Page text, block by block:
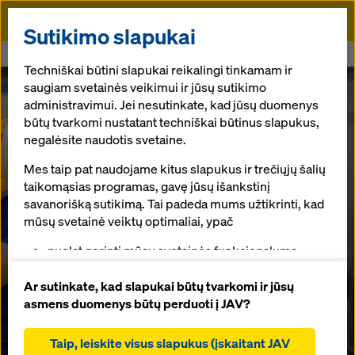
Doka
Product Carbon Footprint
Gaminio anglies
Sutikimo slapukai
Techniškai būtini slapukai reikalingi tinkamam ir
saugiam svetainės veikimui ir jūsų sutikimo
administravimui. Jei nesutinkate, kad jūsų duomenys
būtų tvarkomi nustatant techniškai būtinus slapukus,
negalėsite naudotis svetaine.
Mes taip pat naudojame kitus slapukus ir trečiųjų šalių
taikomąsias programas, gavę jūsų išankstinį
savanorišką sutikimą. Tai padeda mums užtikrinti, kad
mūsų svetainė veiktų optimaliai, ypač
nuolat gerinti mūsų svetainės funkcionalumą
padėti sklandžiam pirkimo procesui naudojantis
„Doka“ internetine parduotuve (funkciniai ir
teikti jums, kaip naudotojui, tinkamą reklamą tam
Ar sutinkate, kad slapukai būtų tvarkomi ir jūsų
asmens duomenys būtų perduoti į JAV?
Taip, leiskite visus slapukus (įskaitant JAV